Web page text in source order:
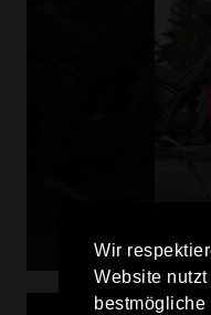
Wir
Website
bestmögliche